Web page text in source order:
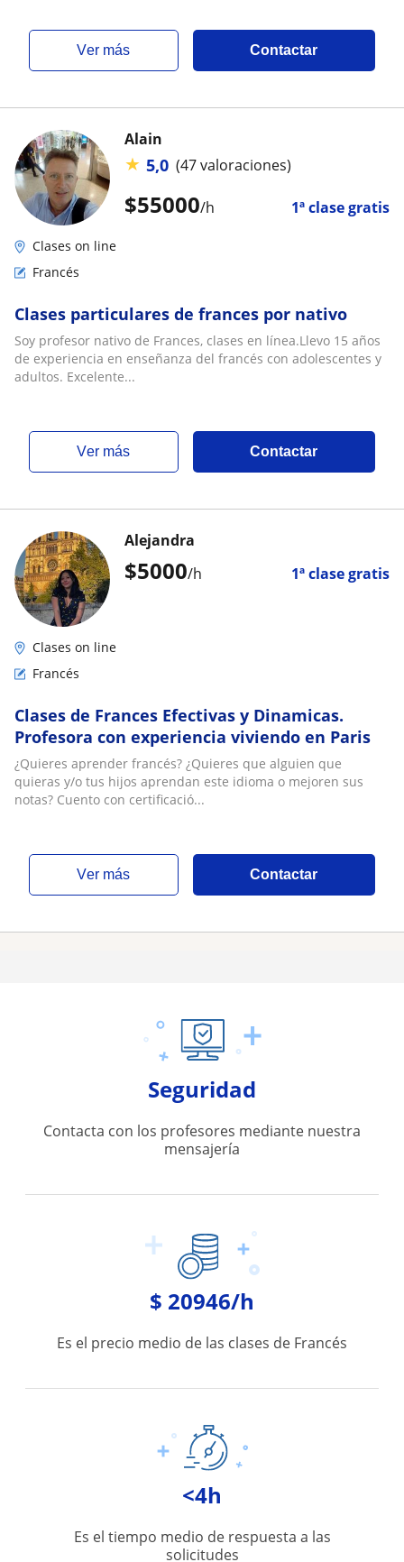
ver más Contactar
$55000/h 1ª clase gratis
Alain
★ 5,0 (47 valoraciones)
Clases on line
Francés
Clases particulares de frances por nativo
Soy profesor nativo de Frances, clases en línea.Llevo 15 años
de experiencia en enseñanza del francés con adolescentes y
adultos. Excelente...
ver más Contactar
$5000/h 1ª clase gratis
Alejandra
Clases on line
Francés
Clases de Frances Efectivas y Dinamicas.
Profesora con experiencia viviendo en Paris
¿Quieres aprender francés? ¿Quieres que alguien que
quieras y/o tus hijos aprendan este idioma o mejoren sus
notas? Cuento con certificació...
ver más Contactar
Seguridad
Contacta con los profesores mediante nuestra
mensajería
$ 20946/h
Es el precio medio de las clases de Francés
<4h
Es el tiempo medio de respuesta a las
solicitudes